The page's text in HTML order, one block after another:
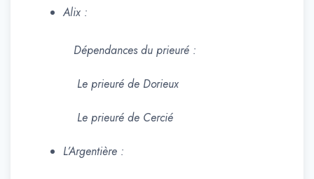
Alix :
Dépendances du prieuré :
Le prieuré de Dorieux
Le prieuré de Cercié
L’Argentière :